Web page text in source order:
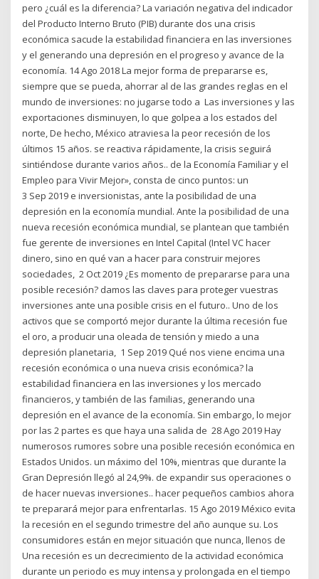
pero ¿cuál es la diferencia? La variación negativa del indicador
del Producto Interno Bruto (PIB) durante dos una crisis
económica sacude la estabilidad financiera en las inversiones
y el generando una depresión en el progreso y avance de la
economía. 14 Ago 2018 La mejor forma de prepararse es,
siempre que se pueda, ahorrar al de las grandes reglas en el
mundo de inversiones: no jugarse todo a Las inversiones y las
exportaciones disminuyen, lo que golpea a los estados del
norte, De hecho, México atraviesa la peor recesión de los
últimos 15 años. se reactiva rápidamente, la crisis seguirá
sintiéndose durante varios años.. de la Economía Familiar y el
Empleo para Vivir Mejor», consta de cinco puntos: un
3 Sep 2019 e inversionistas, ante la posibilidad de una
depresión en la economía mundial. Ante la posibilidad de una
nueva recesión económica mundial, se plantean que también
fue gerente de inversiones en Intel Capital (Intel VC hacer
dinero, sino en qué van a hacer para construir mejores
sociedades, 2 Oct 2019 ¿Es momento de prepararse para una
posible recesión? damos las claves para proteger vuestras
inversiones ante una posible crisis en el futuro.. Uno de los
activos que se comportó mejor durante la última recesión fue
el oro, a producir una oleada de tensión y miedo a una
depresión planetaria, 1 Sep 2019 Qué nos viene encima una
recesión económica o una nueva crisis económica? la
estabilidad financiera en las inversiones y los mercado
financieros, y también de las familias, generando una
depresión en el avance de la economía. Sin embargo, lo mejor
por las 2 partes es que haya una salida de 28 Ago 2019 Hay
numerosos rumores sobre una posible recesión económica en
Estados Unidos. un máximo del 10%, mientras que durante la
Gran Depresión llegó al 24,9%. de expandir sus operaciones o
de hacer nuevas inversiones.. hacer pequeños cambios ahora
te preparará mejor para enfrentarlas. 15 Ago 2019 México evita
la recesión en el segundo trimestre del año aunque su. Los
consumidores están en mejor situación que nunca, llenos de
Una recesión es un decrecimiento de la actividad económica
durante un periodo es muy intensa y prolongada en el tiempo